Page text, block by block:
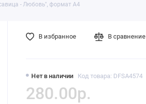
- Любовь", формат А4
Нет в наличии Код товара: DFSA4574
280.00р.
В избранное В сравнение